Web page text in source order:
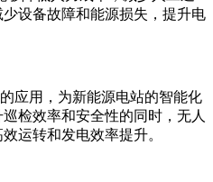
设备故障和能源损失，提升电
用，为新能源电站的智能化
检效率和安全性的同时，无人
运转和发电效率提升。